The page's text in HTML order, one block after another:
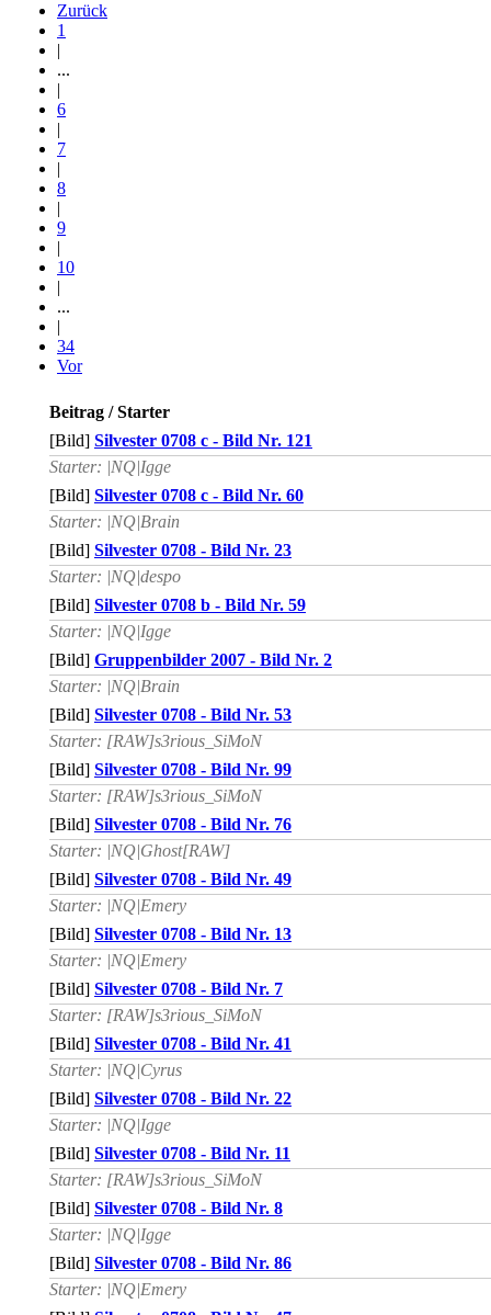
Zurück
1
|
...
|
6
|
7
|
8
|
9
|
10
|
...
|
34
Vor
Beitrag / Starter
[Bild] Silvester 0708 c - Bild Nr. 121
Starter: |NQ|Igge
[Bild] Silvester 0708 c - Bild Nr. 60
Starter: |NQ|Brain
[Bild] Silvester 0708 - Bild Nr. 23
Starter: |NQ|despo
[Bild] Silvester 0708 b - Bild Nr. 59
Starter: |NQ|Igge
[Bild] Gruppenbilder 2007 - Bild Nr. 2
Starter: |NQ|Brain
[Bild] Silvester 0708 - Bild Nr. 53
Starter: [RAW]s3rious_SiMoN
[Bild] Silvester 0708 - Bild Nr. 99
Starter: [RAW]s3rious_SiMoN
[Bild] Silvester 0708 - Bild Nr. 76
Starter: |NQ|Ghost[RAW]
[Bild] Silvester 0708 - Bild Nr. 49
Starter: |NQ|Emery
[Bild] Silvester 0708 - Bild Nr. 13
Starter: |NQ|Emery
[Bild] Silvester 0708 - Bild Nr. 7
Starter: [RAW]s3rious_SiMoN
[Bild] Silvester 0708 - Bild Nr. 41
Starter: |NQ|Cyrus
[Bild] Silvester 0708 - Bild Nr. 22
Starter: |NQ|Igge
[Bild] Silvester 0708 - Bild Nr. 11
Starter: [RAW]s3rious_SiMoN
[Bild] Silvester 0708 - Bild Nr. 8
Starter: |NQ|Igge
[Bild] Silvester 0708 - Bild Nr. 86
Starter: |NQ|Emery